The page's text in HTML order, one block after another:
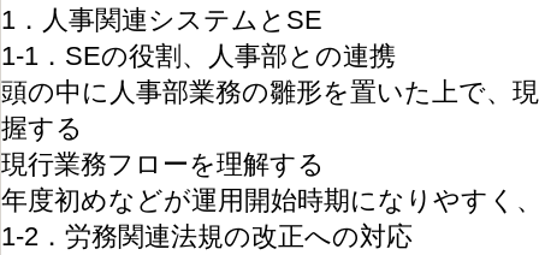
1．人事関連システムとSE
1-1．SEの役割、人事部との連携
頭の中に人事部業務の雛形を置いた上で、
握する
現行業務フローを理解する
年度初めなどが運用開始時期になりやすく
1-2．労務関連法規の改正への対応